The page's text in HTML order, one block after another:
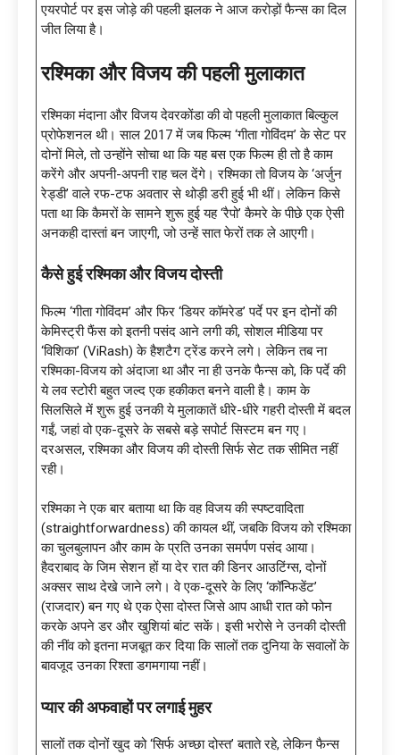
एयरपोर्ट पर इस जोड़े की पहली झलक ने आज करोड़ों फैन्स का दिल
जीत लिया है।
रश्मिका और विजय की पहली मुलाकात
रश्मिका मंदाना और विजय देवरकोंडा की वो पहली मुलाकात बिल्कुल
प्रोफेशनल थी। साल 2017 में जब फिल्म ‘गीता गोविंदम’ के सेट पर
दोनों मिले, तो उन्होंने सोचा था कि यह बस एक फिल्म ही तो है काम
करेंगे और अपनी-अपनी राह चल देंगे। रश्मिका तो विजय के ‘अर्जुन
रेड्डी’ वाले रफ-टफ अवतार से थोड़ी डरी हुई भी थीं। लेकिन किसे
पता था कि कैमरों के सामने शुरू हुई यह ‘रैपो’ कैमरे के पीछे एक ऐसी
अनकही दास्तां बन जाएगी, जो उन्हें सात फेरों तक ले आएगी।
कैसे हुई रश्मिका और विजय दोस्ती
फिल्म ‘गीता गोविंदम’ और फिर ‘डियर कॉमरेड’ पर्दे पर इन दोनों की
केमिस्ट्री फैंस को इतनी पसंद आने लगी की, सोशल मीडिया पर
‘विशिका’ (ViRash) के हैशटैग ट्रेंड करने लगे। लेकिन तब ना
रश्मिका-विजय को अंदाजा था और ना ही उनके फैन्स को, कि पर्दे की
ये लव स्टोरी बहुत जल्द एक हकीकत बनने वाली है। काम के
सिलसिले में शुरू हुई उनकी ये मुलाकातें धीरे-धीरे गहरी दोस्ती में बदल
गईं, जहां वो एक-दूसरे के सबसे बड़े सपोर्ट सिस्टम बन गए।
दरअसल, रश्मिका और विजय की दोस्ती सिर्फ सेट तक सीमित नहीं
रही।
रश्मिका ने एक बार बताया था कि वह विजय की स्पष्टवादिता
(straightforwardness) की कायल थीं, जबकि विजय को रश्मिका
का चुलबुलापन और काम के प्रति उनका समर्पण पसंद आया।
हैदराबाद के जिम सेशन हों या देर रात की डिनर आउटिंग्स, दोनों
अक्सर साथ देखे जाने लगे। वे एक-दूसरे के लिए ‘कॉन्फिडेंट’
(राजदार) बन गए थे एक ऐसा दोस्त जिसे आप आधी रात को फोन
करके अपने डर और खुशियां बांट सकें। इसी भरोसे ने उनकी दोस्ती
की नींव को इतना मजबूत कर दिया कि सालों तक दुनिया के सवालों के
बावजूद उनका रिश्ता डगमगाया नहीं।
प्यार की अफवाहों पर लगाई मुहर
सालों तक दोनों खुद को ‘सिर्फ अच्छा दोस्त’ बताते रहे, लेकिन फैन्स